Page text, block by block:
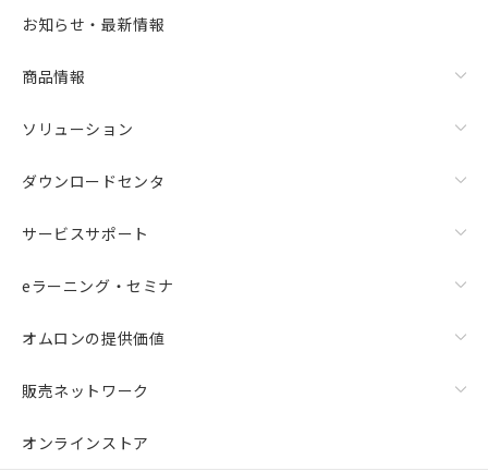
お知らせ・最新情報
商品情報
ソリューション
ダウンロードセンタ
サービスサポート
eラーニング・セミナ
オムロンの提供価値
販売ネットワーク
オンラインストア